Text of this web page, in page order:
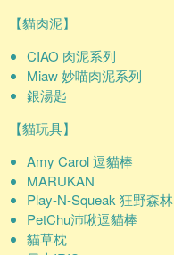
【貓肉泥】
CIAO 肉泥系列
Miaw 妙喵肉泥系列
銀湯匙
【貓玩具】
Amy Carol 逗貓棒
MARUKAN
Play-N-Squeak 狂野森林
PetChu沛啾逗貓棒
貓草枕